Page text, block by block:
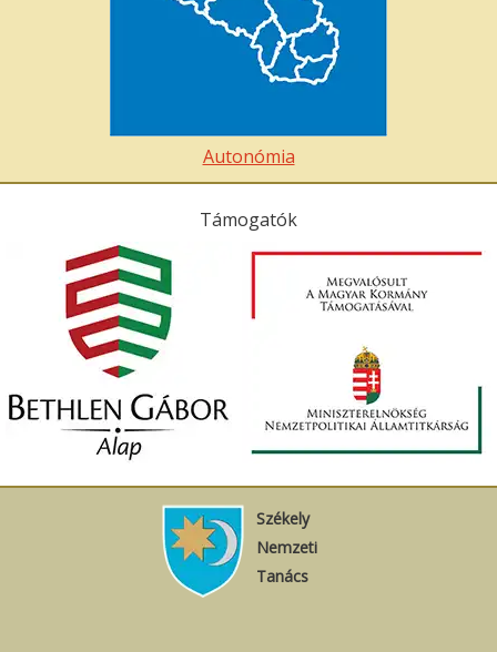
Autonómia
Támogatók
Székely
Nemzeti
Tanács